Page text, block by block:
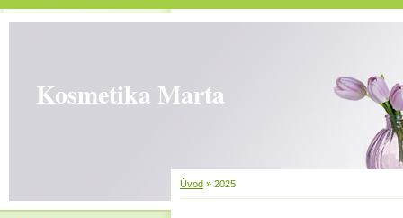
Kosmetika Marta
Úvod » 2025